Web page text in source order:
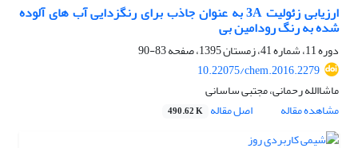
ارزیابی زئولیت 3A به عنوان جاذب برای رنگزدایی آب های آلوده
شده به رنگ رودامین بی
دوره 11، شماره 41، زمستان 1395، صفحه
83-90
10.22075/chem.2016.2279
ماشاالله رحمانی، مجتبی ساسانی
مشاهده مقاله
اصل مقاله 490.62 K